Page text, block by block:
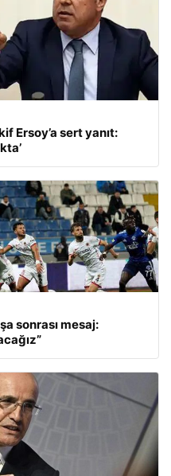
Ersoy’a sert yanıt:
sonrası mesaj: